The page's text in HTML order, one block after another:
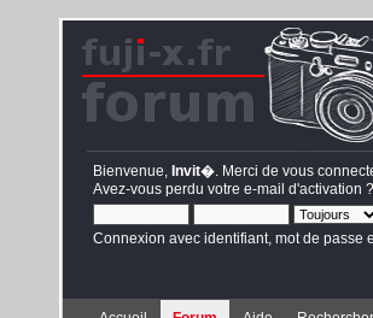
Bienvenue, Invit� . Merci de vous
Avez-vous perdu votre e-mail d'activation ?
Connexion avec identifiant, mot de passe